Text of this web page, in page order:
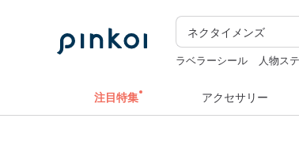
ラベラーシール 人物ス
注目特集 アクセサリー